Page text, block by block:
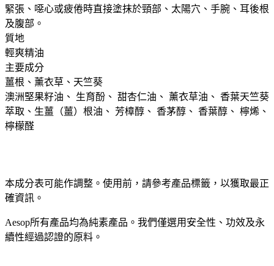
緊張、噁心或疲倦時直接塗抹於頸部、太陽穴、手腕、耳後根
及腹部。
質地 ​
輕爽精油
主要成分 ​
薑根、薰衣草、天竺葵
澳洲堅果籽油、 生育酚、 甜杏仁油、 薰衣草油、 香葉天竺葵
萃取、生薑（薑）根油、 芳樟醇、 香茅醇、 香葉醇、 檸烯、
檸檬醛
本成分表可能作調整。使用前，請參考產品標籤，以獲取最正
確資訊。​
Aesop所有產品均為純素產品。我們僅選用安全性、功效及永
續性經過認證的原料。​